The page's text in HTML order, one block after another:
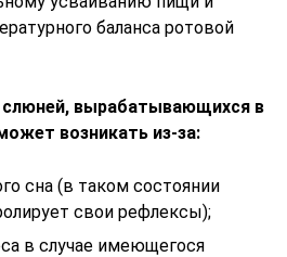
баланса ротовой
вырабатывающихся в
возникать из-за:
сна (в таком состоянии
свои рефлексы);
в случае имеющегося